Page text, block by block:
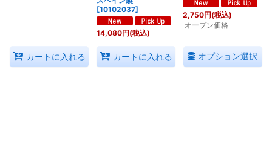
カートに入れる
[10102037]
14,080円(税込)
カートに入れる
2,750円(税込)
オープン価格
オプション選択